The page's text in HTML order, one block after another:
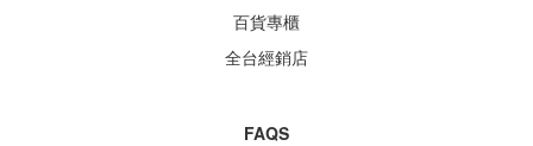
百貨專櫃
全台經銷店
FAQS